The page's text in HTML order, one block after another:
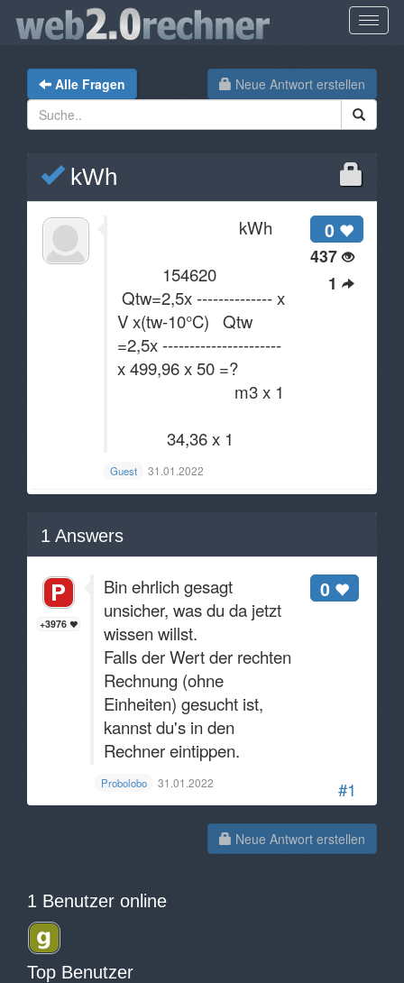
Neue Antwort erstellen
Alle Fragen
kWh
0
437
1
kWh
154620
Qtw=2,5x -------------- x
V x(tw-10°C) Qtw
=2,5x ----------------------
x 499,96 x 50 =?
m3 x 1
34,36 x 1
Guest 31.01.2022
1 Answers
#1
+3976
0
Bin ehrlich gesagt
unsicher, was du da jetzt
wissen willst.
Falls der Wert der rechten
Rechnung (ohne
Einheiten) gesucht ist,
kannst du's in den
Rechner eintippen.
Probolobo 31.01.2022
Neue Antwort erstellen
1 Benutzer online
Top Benutzer